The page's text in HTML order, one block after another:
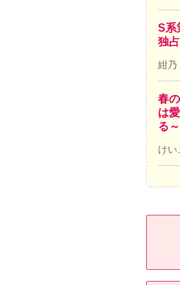
S系
独
紺乃
春
は
る～
けい